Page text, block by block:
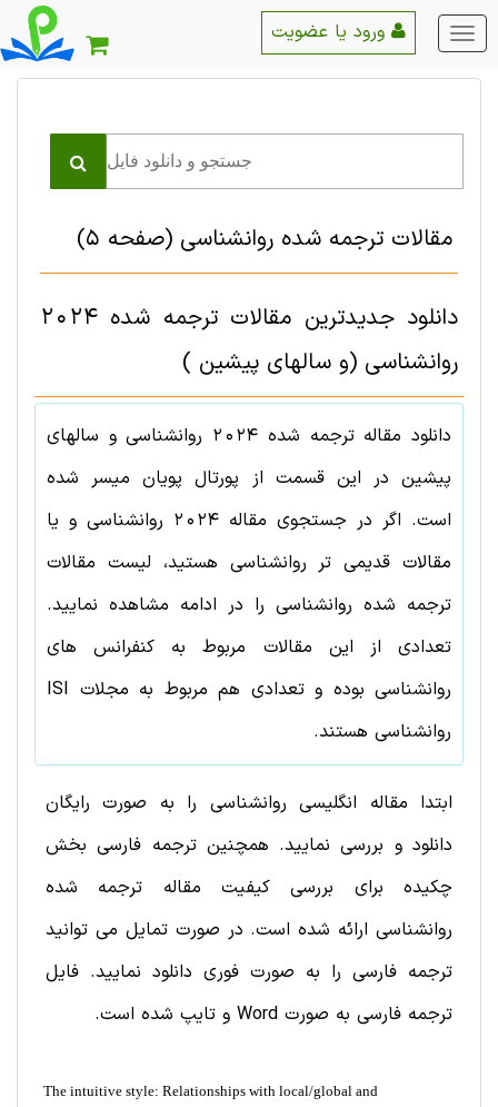
منو
اصلی
مقالات ترجمه شده روانشناسی (صفحه 5)
دانلود جدیدترین مقالات ترجمه شده 2024
روانشناسی (و سالهای پیشین )
دانلود مقاله ترجمه شده 2024 روانشناسیو سالهای
پیشین در این قسمت از پورتال پویان میسر شده
است. اگر در جستجوی مقاله 2024 روانشناسی و یا
مقالات قدیمی تر روانشناسی هستید، لیست مقالات
ترجمه شده روانشناسی را در ادامه مشاهده نمایید.
تعدادی از این مقالات مربوط به کنفرانس های
روانشناسی بوده و تعدادی هم مربوط به مجلات ISI
روانشناسی هستند.
ابتدا مقاله انگلیسی روانشناسی را به صورت رایگان
دانلود و بررسی نمایید. همچنین ترجمه فارسی بخش
چکیده برای بررسی کیفیت مقاله ترجمه شده
روانشناسی ارائه شده است. در صورت تمایل می توانید
ترجمه فارسی را به صورت فوری دانلود نمایید. فایل
ترجمه فارسی به صورت Word و تایپ شده است.
The intuitive style: Relationships with local/global and